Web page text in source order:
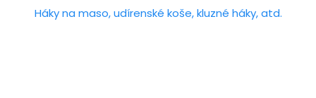
Háky na maso, udírenské koše, kluzné háky, atd.